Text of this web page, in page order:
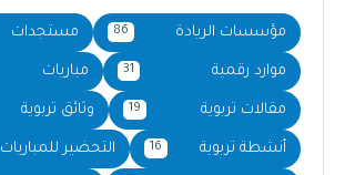
مؤسسات الريادة 86 مستجدات
موارد رقمية 31 مباريات
مقالات تربوية 19 وثائق تربوية
أنشطة تربوية 16 التحضير للمباريات